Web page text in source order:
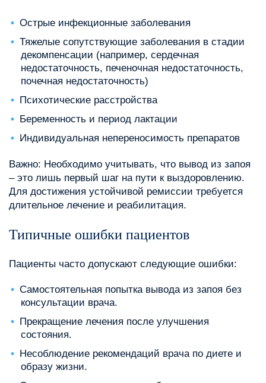
Острые инфекционные заболевания
Тяжелые сопутствующие заболевания в стадии
декомпенсации (например, сердечная
недостаточность, печеночная недостаточность,
почечная недостаточность)
Психотические расстройства
Беременность и период лактации
Индивидуальная непереносимость препаратов
Важно: Необходимо учитывать, что вывод из запоя
– это лишь первый шаг на пути к выздоровлению.
Для достижения устойчивой ремиссии требуется
длительное лечение и реабилитация.
Типичные ошибки пациентов
Пациенты часто допускают следующие ошибки:
Самостоятельная попытка вывода из запоя без
консультации врача.
Прекращение лечения после улучшения
состояния.
Несоблюдение рекомендаций врача по диете и
образу жизни.